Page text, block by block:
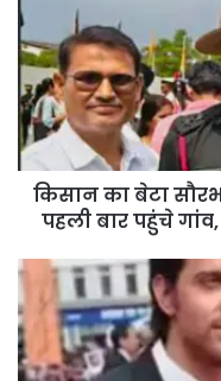
क‍िसान का बेटा
पहली बार पहुंचे